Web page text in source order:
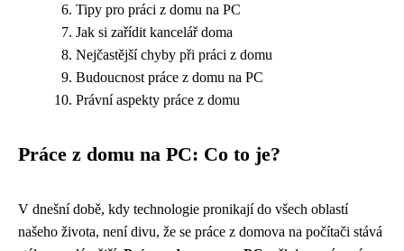
Tipy pro práci z domu na PC
Jak si zařídit kancelář doma
Nejčastější chyby při práci z domu
Budoucnost práce z domu na PC
Právní aspekty práce z domu
Práce z domu na PC: Co to je?
V dnešní době, kdy technologie pronikají do všech oblastí
našeho života, není divu, že se práce z domova na počítači stává